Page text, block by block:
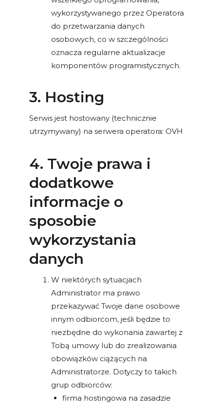
wykorzystywanego przez Operatora
do przetwarzania danych
osobowych, co w szczególności
oznacza regularne aktualizacje
komponentów programistycznych.
3. Hosting
Serwis jest hostowany (technicznie
utrzymywany) na serwera operatora: OVH
4. Twoje prawa i
dodatkowe
informacje o
sposobie
wykorzystania
danych
W niektórych sytuacjach
Administrator ma prawo
przekazywać Twoje dane osobowe
innym odbiorcom, jeśli będzie to
niezbędne do wykonania zawartej z
Tobą umowy lub do zrealizowania
obowiązków ciążących na
Administratorze. Dotyczy to takich
grup odbiorców:
firma hostingowa na zasadzie